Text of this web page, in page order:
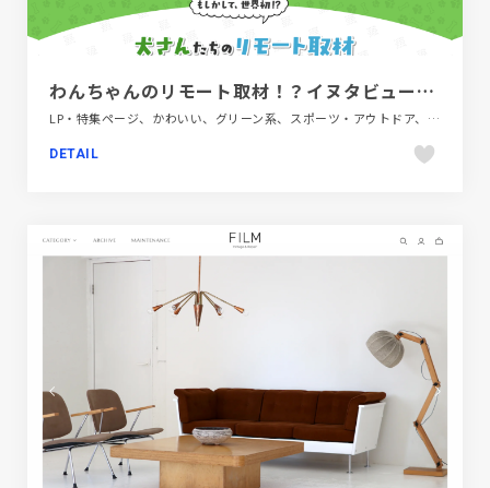
わんちゃんのリモート取材！？イヌタビューはじめます！｜レーサーを応援しよう！｜Let's BOAT RACE
LP・特集ページ、かわいい、グリーン系、スポーツ・アウトドア、ブルー系、ポップ、大きめ写真
DETAIL